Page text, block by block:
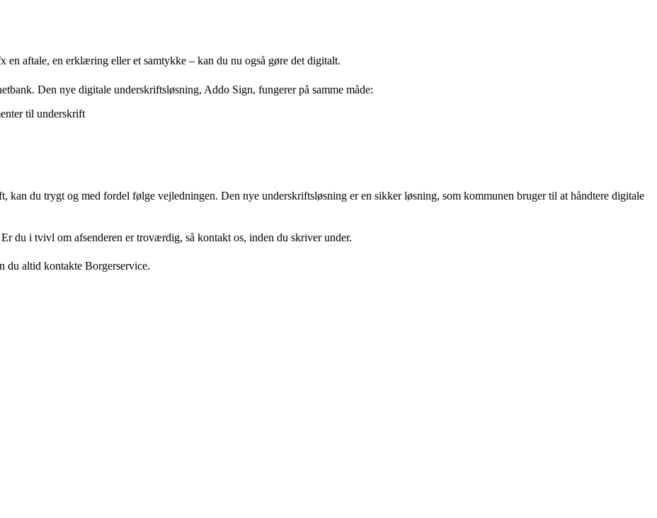
aftale, en erklæring eller et samtykke – kan du nu også gøre det digitalt.
Den nye digitale underskriftsløsning, Addo Sign, fungerer på samme måde:
til underskrift
du trygt og med fordel følge vejledningen. Den nye underskriftsløsning er en sikker løsning, som kommunen bruger til at håndtere digitale
du i tvivl om afsenderen er troværdig, så kontakt os, inden du skriver under.
du altid kontakte Borgerservice.